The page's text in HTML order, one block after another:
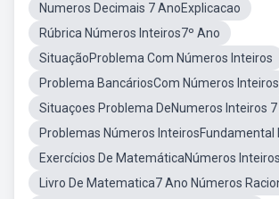
Numeros Decimais 7 AnoExplicacao
Rúbrica Números Inteiros7º Ano
SituaçãoProblema Com Números Inteiros
Problema BancáriosCom Números Inteiros
Situaçoes Problema DeNumeros Inteiros
Problemas Números InteirosFundamental II
Exercícios De MatemáticaNúmeros
Livro De Matematica7 Ano Números